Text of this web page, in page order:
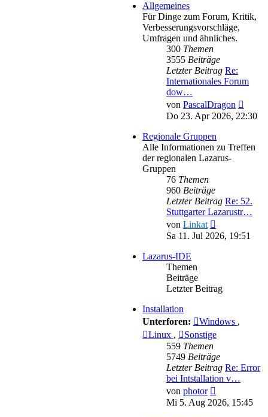
Allgemeines
Für Dinge zum Forum, Kritik,
Verbesserungsvorschläge,
Umfragen und ähnliches.
300 Themen
3555 Beiträge
Letzter Beitrag Re:
Internationales Forum
dow…
von PascalDragon
Do 23. Apr 2026, 22:30
Regionale Gruppen
Alle Informationen zu Treffen
der regionalen Lazarus-
Gruppen
76 Themen
960 Beiträge
Letzter Beitrag Re: 52.
Stuttgarter Lazarustr…
von Linkat
Beitrag
Sa 11. Jul 2026, 19:51
Lazarus-IDE
Themen
Beiträge
Letzter Beitrag
Installation
Unterforen:
Windows ,
Linux ,
Sonstige
559 Themen
5749 Beiträge
Letzter Beitrag Re: Error
bei Intstallation v…
von photor
Beitrag
Mi 5. Aug 2026, 15:45